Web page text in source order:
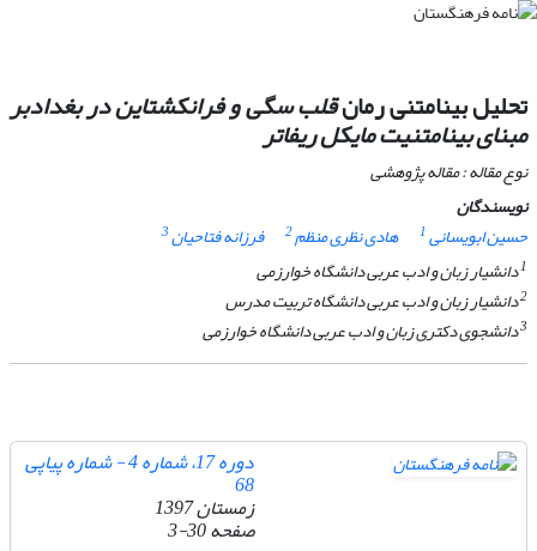
تحلیل بینامتنی رمانقلب سگی و فرانکشتاین در بغدادبر
مبنای بینامتنیت مایکل ریفاتر
نوع مقاله : مقاله پژوهشی
نویسندگان
حسین ابویسانی1 هادی نظری منظم2 فرزانه فتاحیان3
1دانشیار زبان و ادب عربی دانشگاه خوارزمی
2دانشیار زبان و ادب عربی دانشگاه تربیت مدرس
3دانشجوی دکتری زبان و ادب عربی دانشگاه خوارزمی
دوره 17، شماره 4 - شماره پیاپی
68
زمستان 1397
صفحه3-30